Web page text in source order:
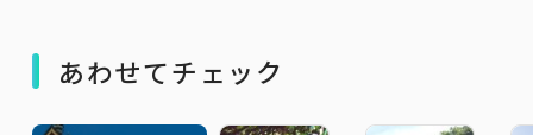
あわせてチェック